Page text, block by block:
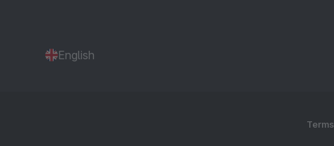
English